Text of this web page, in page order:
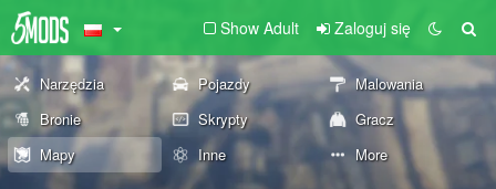
Show Adult Zaloguj się
Narzędzia Pojazdy
Malowania
Bronie
Skrypty
Gracz
Mapy
Inne More